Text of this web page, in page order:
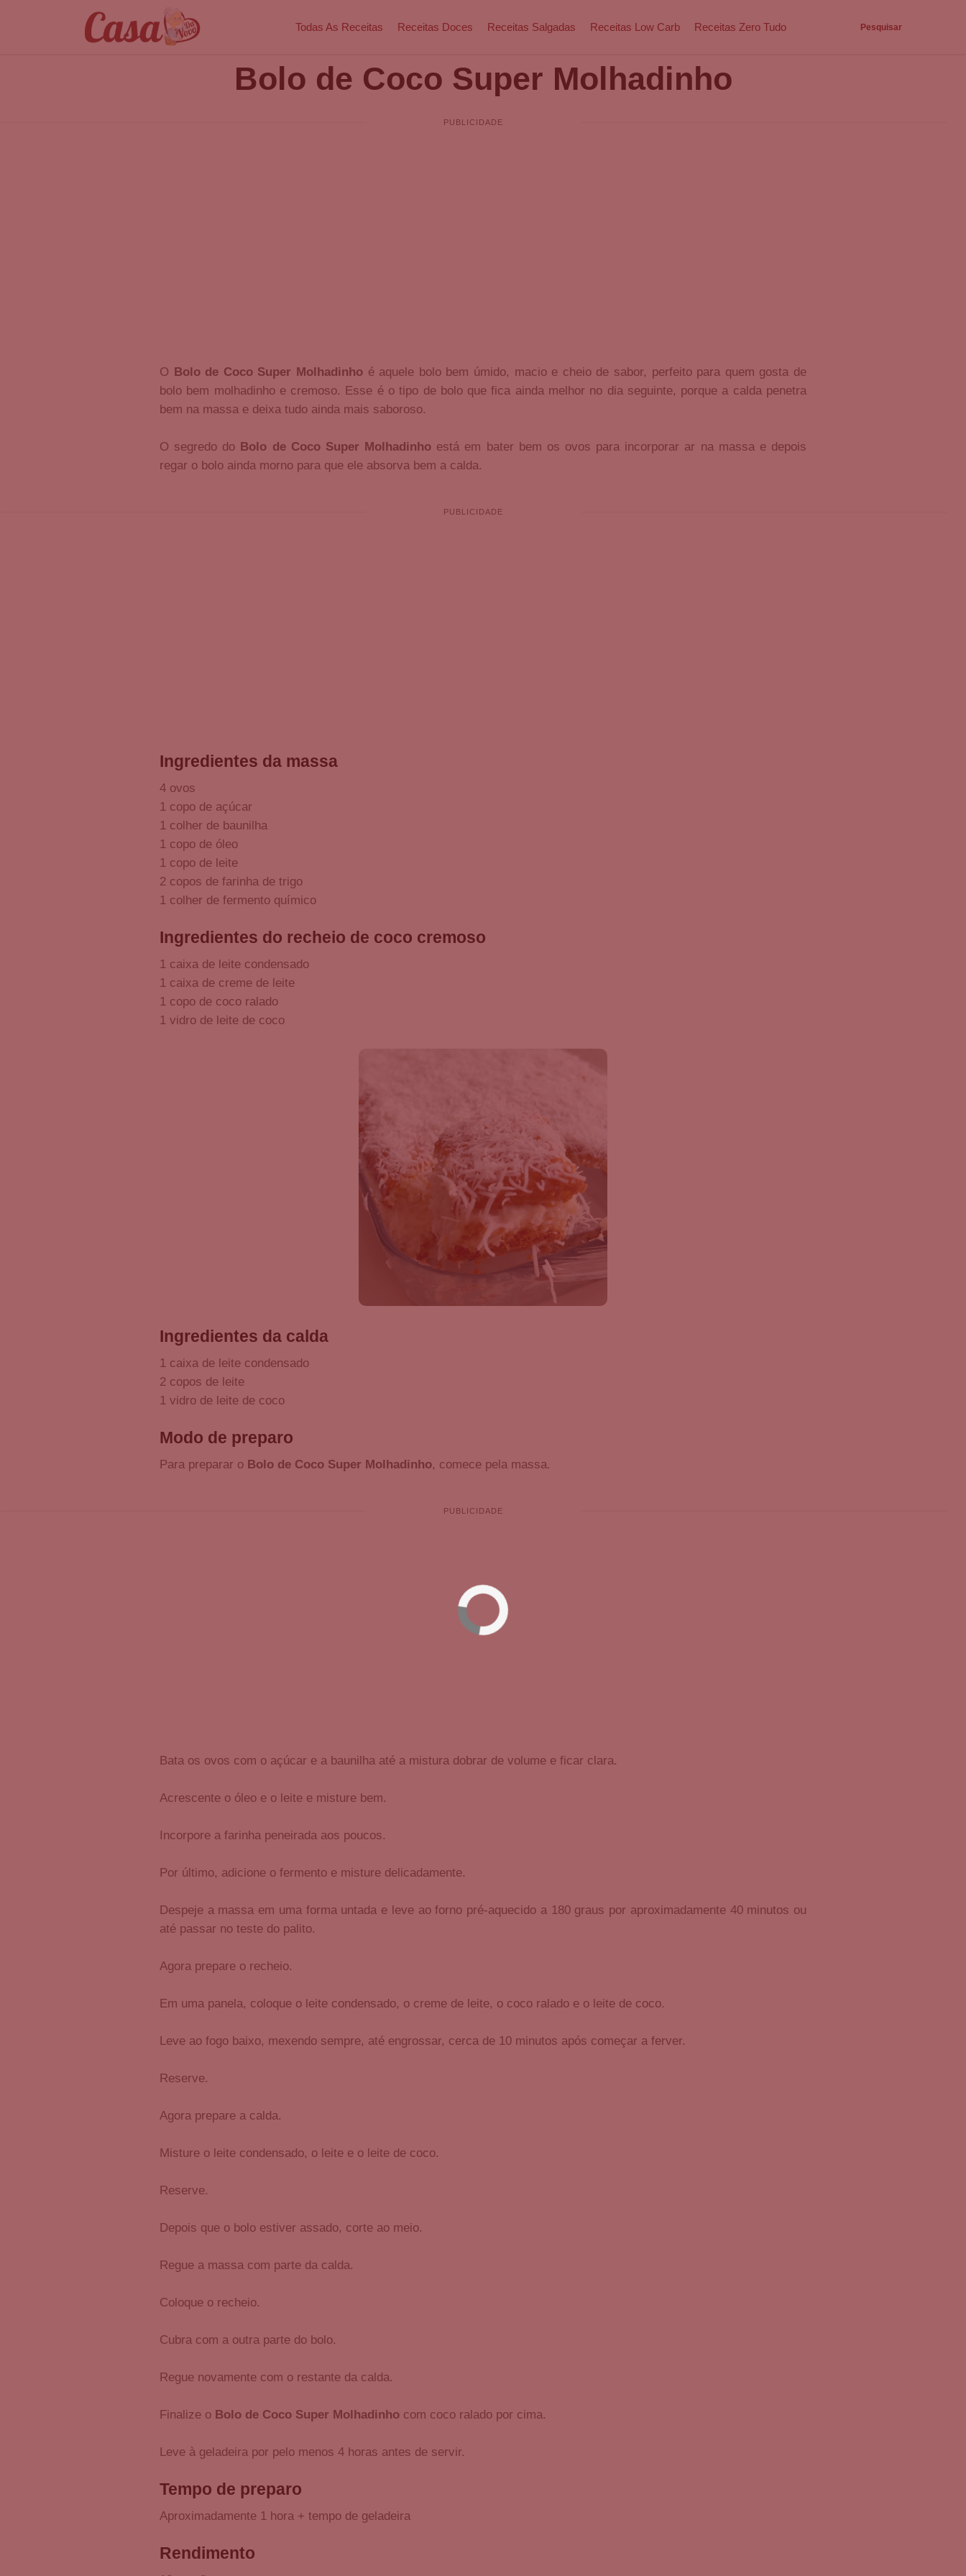
Todas As Receitas Receitas Doces Receitas Salgadas Receitas Low Carb Receitas Zero Tudo Pesquisar
Bolo de Coco Super Molhadinho
O Bolo de Coco Super Molhadinho é aquele bolo bem úmido, macio e cheio de sabor, perfeito para quem gosta de
bolo bem molhadinho e cremoso. Esse é o tipo de bolo que fica ainda melhor no dia seguinte, porque a calda penetra
bem na massa e deixa tudo ainda mais saboroso.
O segredo do Bolo de Coco Super Molhadinho está em bater bem os ovos para incorporar ar na massa e depois
regar o bolo ainda morno para que ele absorva bem a calda.
Ingredientes da massa
4 ovos
1 copo de açúcar
1 colher de baunilha
1 copo de óleo
1 copo de leite
2 copos de farinha de trigo
1 colher de fermento químico
Ingredientes do recheio de coco cremoso
1 caixa de leite condensado
1 caixa de creme de leite
1 copo de coco ralado
1 vidro de leite de coco
Ingredientes da calda
1 caixa de leite condensado
2 copos de leite
1 vidro de leite de coco
Modo de preparo
Para preparar o Bolo de Coco Super Molhadinho, comece pela massa.
Bata os ovos com o açúcar e a baunilha até a mistura dobrar de volume e ficar clara.
Acrescente o óleo e o leite e misture bem.
Incorpore a farinha peneirada aos poucos.
Por último, adicione o fermento e misture delicadamente.
Despeje a massa em uma forma untada e leve ao forno pré-aquecido a 180 graus por aproximadamente 40 minutos ou
até passar no teste do palito.
Agora prepare o recheio.
Em uma panela, coloque o leite condensado, o creme de leite, o coco ralado e o leite de coco.
Leve ao fogo baixo, mexendo sempre, até engrossar, cerca de 10 minutos após começar a ferver.
Reserve.
Agora prepare a calda.
Misture o leite condensado, o leite e o leite de coco.
Reserve.
Depois que o bolo estiver assado, corte ao meio.
Regue a massa com parte da calda.
Coloque o recheio.
Cubra com a outra parte do bolo.
Regue novamente com o restante da calda.
Finalize o Bolo de Coco Super Molhadinho com coco ralado por cima.
Leve à geladeira por pelo menos 4 horas antes de servir.
Tempo de preparo
Aproximadamente 1 hora + tempo de geladeira
Rendimento